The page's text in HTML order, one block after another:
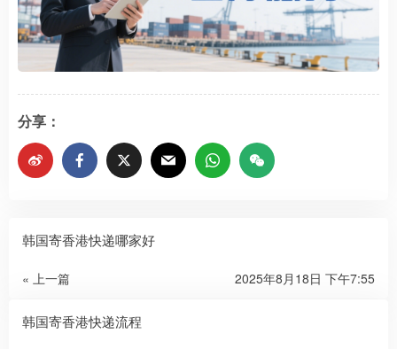
分享：
韩国寄香港快递哪家好
« 上一篇 2025年8月18日 下午7:55
韩国寄香港快递流程